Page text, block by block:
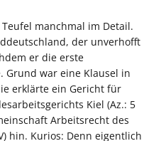
manchmal im Detail.
der unverhofft
er die erste
Grund war eine Klausel in
erklärte ein Gericht für
Kiel (Az.: 5
Arbeitsrecht des
hin. Kurios: Denn eigentlich